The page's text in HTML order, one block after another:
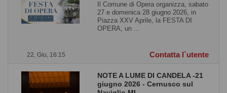
22, Giu, 16:15
Il Comune di Opera organizza, sabato
27 e domenica 28 giugno 2026, in
Piazza XXV Aprile, la FESTA DI
OPERA, un ...
Contatta l`utente
NOTE A LUME DI CANDELA -21
giugno 2026 - Cernusco sul